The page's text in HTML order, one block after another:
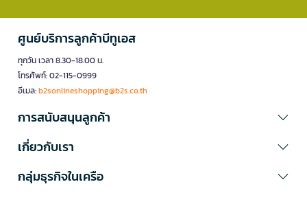
ศูนย์บริการลูกค้าบีทูเอส
ทุกวัน เวลา 8.30-18.00 น.
โทรศัพท์: 02-115-0999
อีเมล:b2sonlineshopping@b2s.co.th
การสนับสนุนลูกค้า
เกี่ยวกับเรา
กลุ่มธุรกิจในเครือ